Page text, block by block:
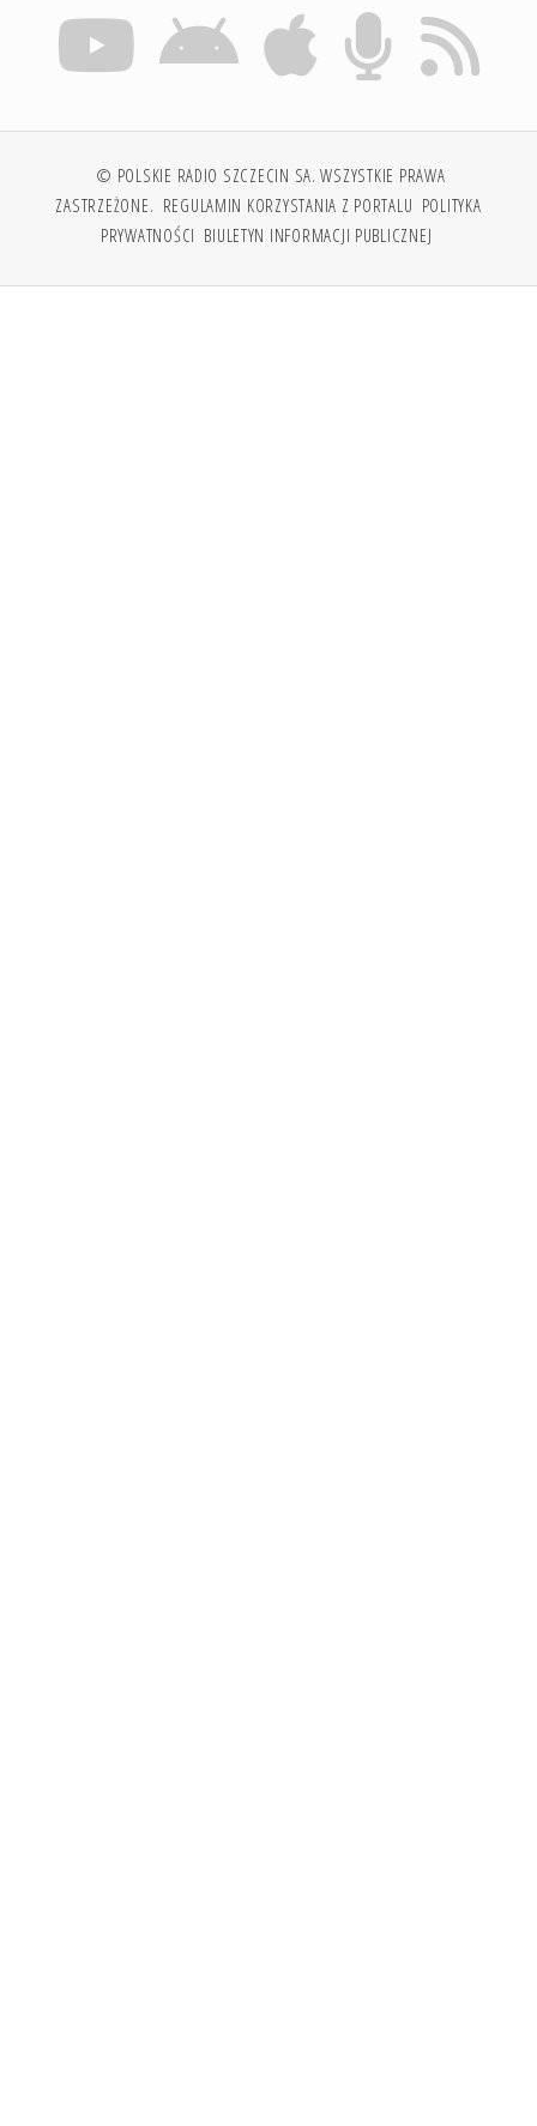
© POLSKIE RADIO SZCZECIN SA. WSZYSTKIE PRAWA
ZASTRZEŻONE. REGULAMIN KORZYSTANIA Z PORTALU POLITYKA
PRYWATNOŚCI BIULETYN INFORMACJI PUBLICZNEJ